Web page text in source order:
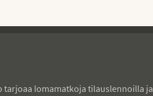
tarjoaa lomamatkoja tilauslennoilla ja